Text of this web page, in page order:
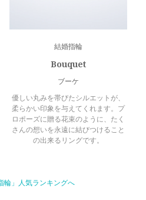
結婚指輪
Bouquet
ブーケ
優しい丸みを帯びたシルエットが、
柔らかい印象を与えてくれます。プ
ロポーズに贈る花束のように、たく
さんの想いを永遠に結びつけること
の出来るリングです。
輪」人気ランキングへ